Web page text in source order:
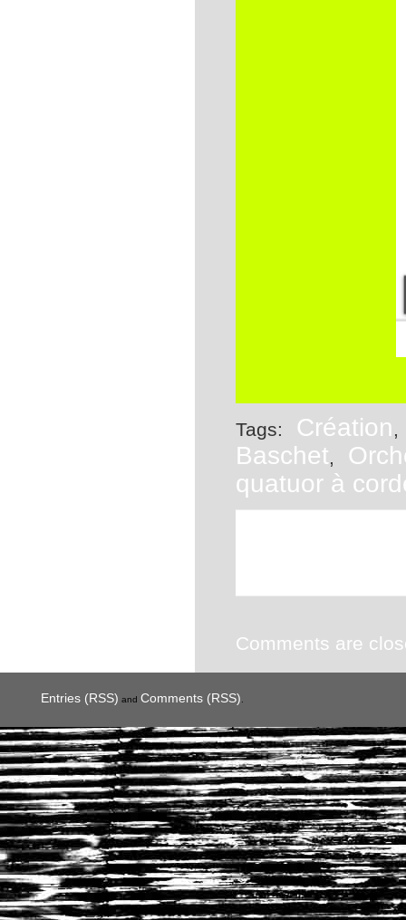
Tags: Création
Baschet,
quatuor à
Comments are
Entries (RSS) and Comments (RSS)